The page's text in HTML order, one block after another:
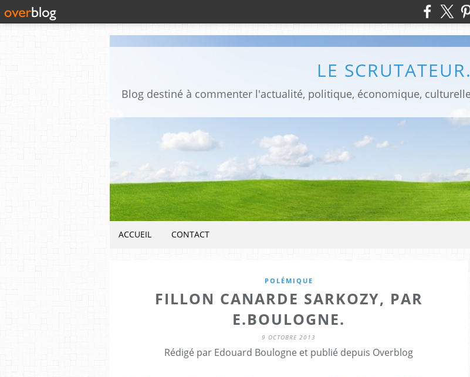
LE SCRUTATEUR.
ACCUEIL CONTACT
POLÉMIQUE
FILLON CANARDE SARKOZY, PAR
E.BOULOGNE.
9 OCTOBRE 2013
Rédigé par Edouard Boulogne et publié depuis Overblog